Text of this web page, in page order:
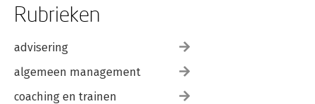
Rubrieken
advisering
algemeen management
coaching en trainen